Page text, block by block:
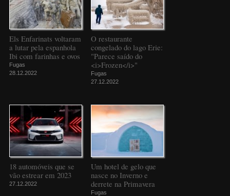
Els Enfarinats voltaram
a lutar pela espanhola
Ibi com farinhas e ovos
Fugas
28.12.2022
O restaurante
congelado do lago Erie:
"Parece saído do
<i>Frozen</i>"
Fugas
27.12.2022
18 automóveis que se
vão estrear em 2023
27.12.2022
Um hotel de gelo que
nasce no Inverno e
derrete na Primavera
Fugas